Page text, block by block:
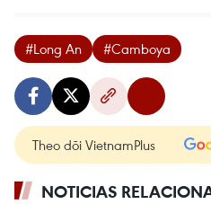
#Long An #Camboya
Theo dõi VietnamPlus
NOTICIAS